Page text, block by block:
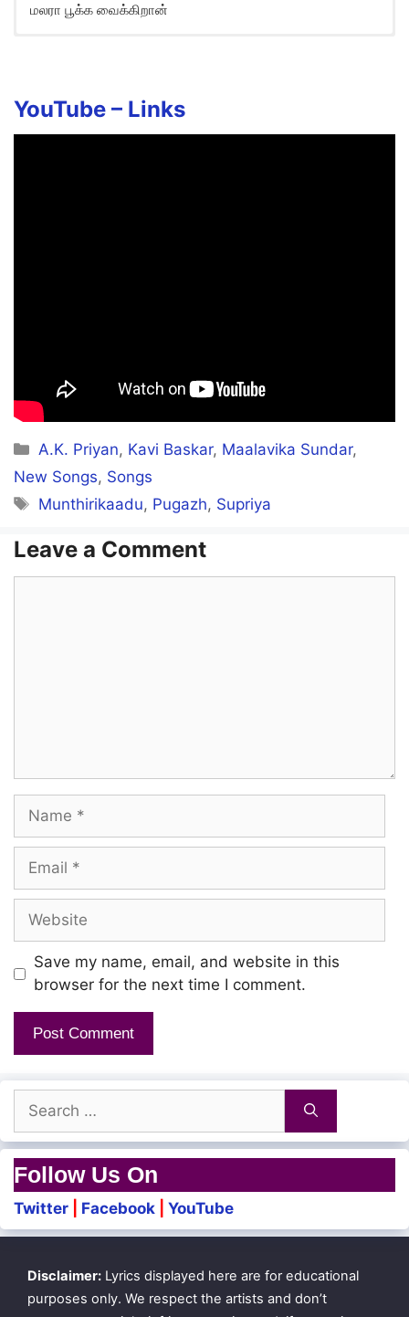
மலரா பூக்க வைக்கிறான்
YouTube – Links
Categories
A.K. Priyan, Kavi Baskar, Maalavika Sundar,
New Songs, Songs
Tags
Munthirikaadu, Pugazh, Supriya
Leave a Comment
Name
Email
Website
Save my name, email, and website in this
browser for the next time I comment.
Search
for:
Follow Us On
Twitter Facebook YouTube
Disclaimer: Lyrics displayed here are for educational
purposes only. We respect the artists and don’t